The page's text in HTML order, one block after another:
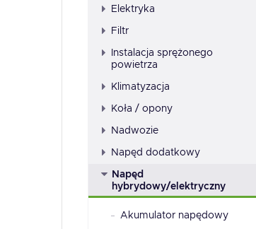
Elektryka
Filtr
Instalacja sprężonego
powietrza
Klimatyzacja
Koła / opony
Nadwozie
Napęd dodatkowy
Napęd
hybrydowy/elektryczny
Akumulator napędowy